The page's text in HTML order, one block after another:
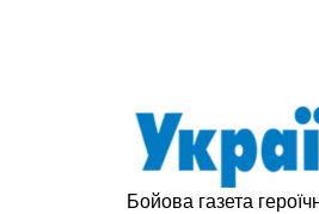
Бойова газета